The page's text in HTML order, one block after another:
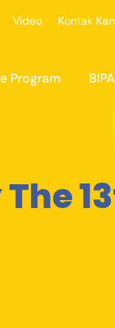
Video Kontak
Program BIPA